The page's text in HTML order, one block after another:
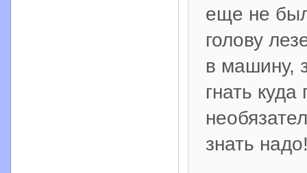
еще не
голову
в машину,
гнать
знать